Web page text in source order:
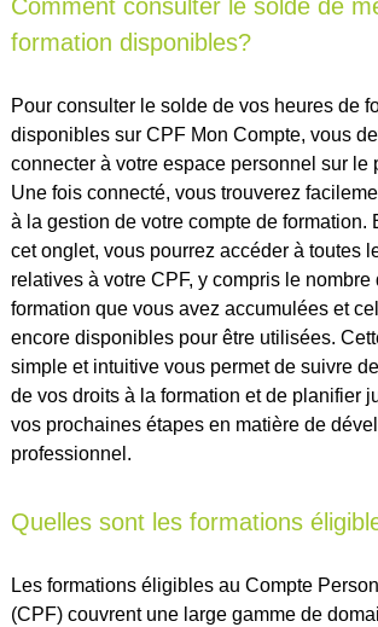
Comment consulter le solde de
formation disponibles?
Pour consulter le solde de vos heures de
disponibles sur CPF Mon Compte, vous
connecter à votre espace personnel sur le
Une fois connecté, vous trouverez
à la gestion de votre compte de formation.
cet onglet, vous pourrez accéder à toutes
relatives à votre CPF, y compris le nombre
formation que vous avez accumulées et
encore disponibles pour être utilisées.
simple et intuitive vous permet de suivre
de vos droits à la formation et de planifier
vos prochaines étapes en matière de
professionnel.
Quelles sont les formations
Les formations éligibles au Compte
(CPF) couvrent une large gamme de